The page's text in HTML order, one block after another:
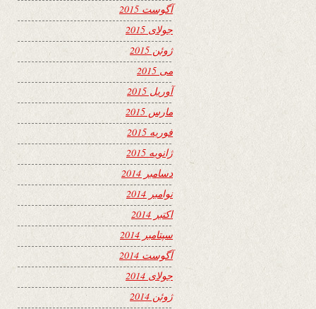
آگوست 2015
جولای 2015
ژوئن 2015
می 2015
آوریل 2015
مارس 2015
فوریه 2015
ژانویه 2015
دسامبر 2014
نوامبر 2014
اکتبر 2014
سپتامبر 2014
آگوست 2014
جولای 2014
ژوئن 2014